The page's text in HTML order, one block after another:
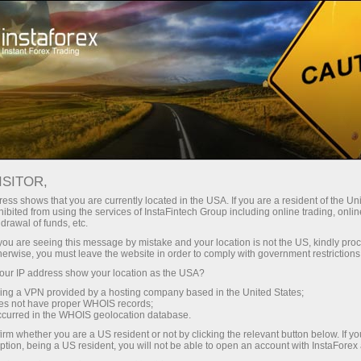
Начинающим
Открыть демосчет
Форекс
Научиться торговать на валютном рынке без
рисков – просто! Откройте демосчет в
компанииИнстаФорекс, чтобы торговать в
многофункциональном терминале
MetaTrader с виртуальным депозитом. На это
понадобится всего несколько минут, после
shows that you are currently located in the USA. If you are a resident of the
from using the services of InstaFintech Group including online trading,
of funds, etc.
are seeing this message by mistake and your location is not the US, kindly
you must leave the website in order to comply with government
IP address show your location as the USA?
a VPN provided by a hosting company based in the United States;
not have proper WHOIS records;
in the WHOIS geolocation database.
whether you are a US resident or not by clicking the relevant button below. If
being a US resident, you will not be able to open an account with InstaForex